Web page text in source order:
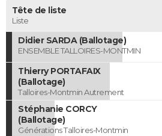
Tête de liste
Liste
Didier SARDA (Ballotage)
ENSEMBLE TALLOIRES-MONTMIN
Thierry PORTAFAIX
(Ballotage)
Talloires-Montmin Autrement
Stéphanie CORCY
(Ballotage)
Générations Talloires-Montmin